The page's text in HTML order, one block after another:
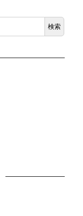
検索